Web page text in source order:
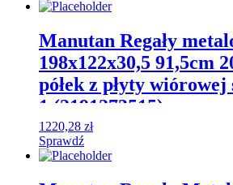
Manutan Regały
198x122x30,5 91,5cm
półek z płyty
1 (2191273515)
1220,28 zł
Sprawdź